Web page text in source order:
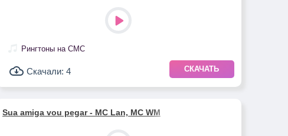
Рингтоны на СМС
Скачали: 4 СКАЧАТЬ
Sua amiga vou pegar - MC Lan, MC WM